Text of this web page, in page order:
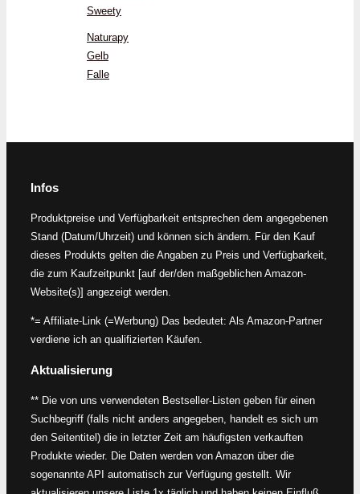
Sweety
Naturapy
Gelb
Falle
Infos
Produktpreise und Verfügbarkeit entsprechen dem angegebenen
Stand (Datum/Uhrzeit) und können sich ändern. Für den Kauf
dieses Produkts gelten die Angaben zu Preis und Verfügbarkeit,
die zum Kaufzeitpunkt [auf der/den maßgeblichen Amazon-
Website(s)] angezeigt werden.
*= Affiliate-Link (=Werbung) Das bedeutet: Als Amazon-Partner
verdiene ich an qualifizierten Käufen.
Aktualisierung
** Die von uns verwendeten Bestseller-Listen geben für einen
Suchbegriff (falls nicht anders angegeben, handelt es sich um
den Seitentitel) die in letzter Zeit am häufigsten verkauften
Produkte wieder. Die Daten werden von Amazon über die
sogenannte API automatisch zur Verfügung gestellt. Wir